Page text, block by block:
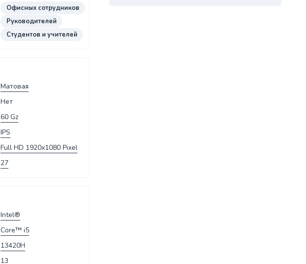
Офисных сотрудников
Руководителей
Студентов и учителей
Матовая
Нет
60 Gz
IPS
Full HD 1920x1080 Pixel
27
Intel®
Core™ i5
13420H
13